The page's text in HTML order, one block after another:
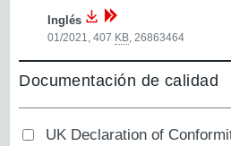
Inglés
01/2021, 407 KB,26863464
Documentación de calidad
UK Declaration of